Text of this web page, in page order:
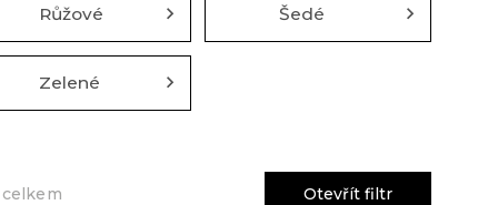
Růžové Šedé
Zelené
Otevřít filtr